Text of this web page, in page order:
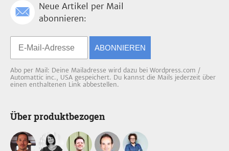
Neue Artikel per Mail
abonnieren:
ABONNIEREN
Abo per Mail: Deine Mailadresse wird dazu bei Wordpress.com /
Automattic inc., USA gespeichert. Du kannst die Mails jederzeit über
einen enthaltenen Link abbestellen.
Über produktbezogen